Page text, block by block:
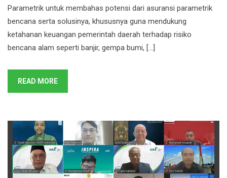
Parametrik untuk membahas potensi dari asuransi parametrik
bencana serta solusinya, khususnya guna mendukung
ketahanan keuangan pemerintah daerah terhadap risiko
bencana alam seperti banjir, gempa bumi, […]
READ MORE